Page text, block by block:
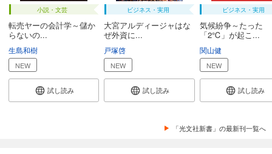
小説・文芸
転売ヤーの会計学～儲か
らないの...
生島和樹
NEW
試し読み
ビジネス・実用
大宮アルディージャはな
ぜ外資に...
戸塚啓
NEW
試し読み
ビジネス・実用
気候紛争～たった
「2℃」が起こ...
関山健
NEW
試し読み
「光文社新書」の最新刊一覧へ